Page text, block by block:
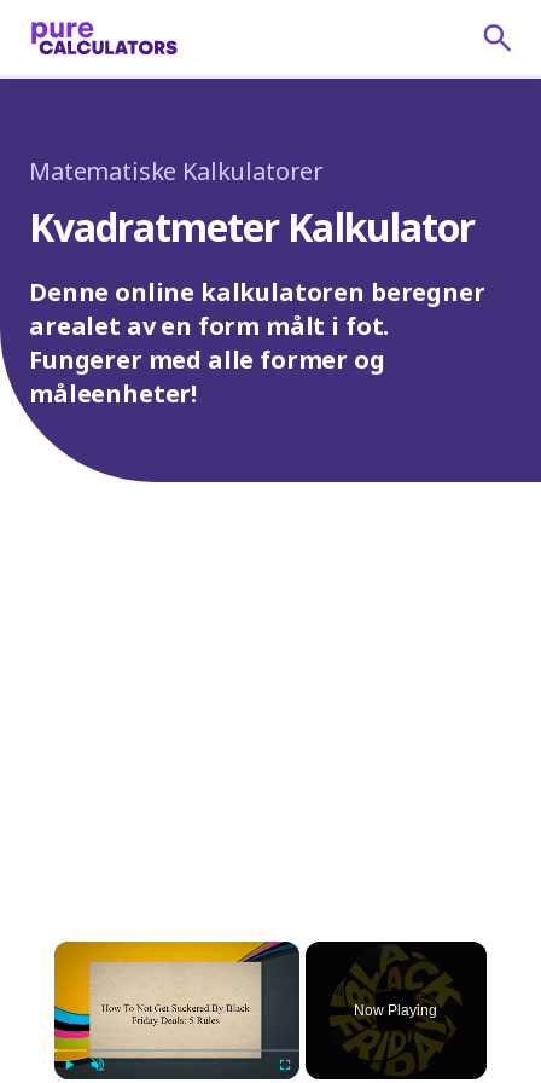
Matematiske Kalkulatorer
Kvadratmeter Kalkulator
Denne online kalkulatoren beregner
arealet av en form målt i fot.
Fungerer med alle former og
måleenheter!
×
Now Playing